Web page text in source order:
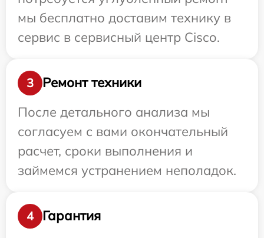
мы бесплатно доставим технику в
сервис в сервисный центр Cisco.
3
Ремонт техники
После детального анализа мы
согласуем с вами окончательный
расчет, сроки выполнения и
займемся устранением неполадок.
4
Гарантия